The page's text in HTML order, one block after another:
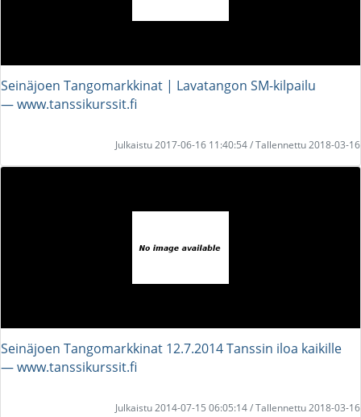
Seinäjoen Tangomarkkinat | Lavatangon SM-kilpailu
― www.tanssikurssit.fi
Julkaistu 2017-06-16 11:40:54 / Tallennettu 2018-03-16
Seinäjoen Tangomarkkinat 12.7.2014 Tanssin iloa kaikille
― www.tanssikurssit.fi
Julkaistu 2014-07-15 06:05:14 / Tallennettu 2018-03-16